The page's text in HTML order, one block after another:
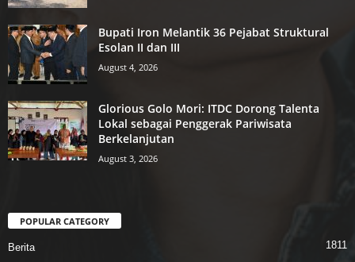
Bupati Iron Melantik 36 Pejabat Struktural
Esolan II dan III
August 4, 2026
Glorious Golo Mori: ITDC Dorong Talenta
Lokal sebagai Penggerak Pariwisata
Berkelanjutan
August 3, 2026
POPULAR CATEGORY
Berita 1811